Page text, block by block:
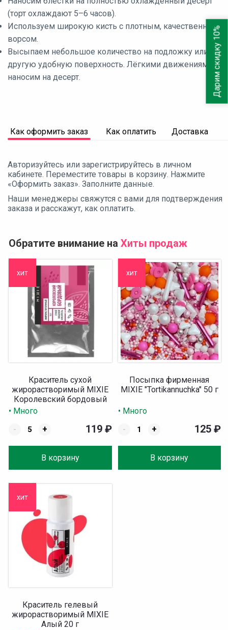
(торт охлаждают 5–6 часов).
Используем широкую кисть с плотным, качественным
ворсом.
Высыпаем небольшое количество на подложку или
другую удобную поверхность. Лёгкими движениями
наносим на десерт.
Как оформить заказ Как оплатить Доставка
Авторизуйтесь или зарегистрируйтесь в личном
кабинете. Переместите товары в корзину. Нажмите
«Оформить заказ». Заполните данные.
Наши менеджеры свяжутся с вами для подтверждения
заказа и расскажут, как оплатить.
Обратите внимание на Хиты продаж
хит
Краситель сухой
жирорастворимый MIXIE
Королевский бордовый
• Много
-
+
В корзину
119 ₽
хит
Посыпка фирменная
MIXIE "Tortikannuchka" 50 г
• Много
-
+
В корзину
125 ₽
хит
Краситель гелевый
жирорастворимый MIXIE
Алый 20 г
Дарим скидку 10%